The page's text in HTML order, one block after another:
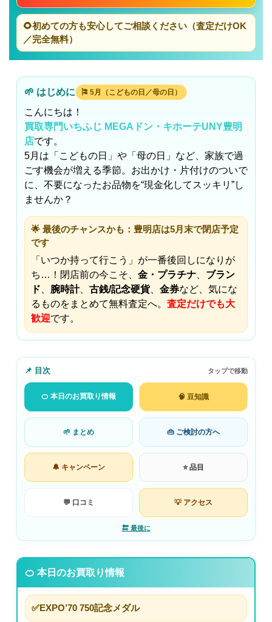
🌻初めての方も安心してご相談ください（査定だけOK
／完全無料）
🌱 はじめに 🎏 5月（こどもの日／母の日）
こんにちは！
買取専門いちふじ MEGAドン・キホーテUNY豊明
店です。
5月は「こどもの日」や「母の日」など、家族で過
ごす機会が増える季節。お出かけ・片付けのついで
に、不要になったお品物を“現金化してスッキリ”し
ませんか？
🌟 最後のチャンスかも：豊明店は5月末で閉店予定
です
「いつか持って行こう」が一番後回しになりが
ち…！閉店前の今こそ、 金・プラチナ
ブラン
ド
腕時計、 古銭/記念硬貨、 金券など、気にな
るものをまとめて無料査定へ。 査定だけでも大
歓迎です。
📌 目次 タップで移動
🍊 本日のお買取り情報 🧠 豆知識
🌱 まとめ 👜 ご検討の方へ
🔔 キャンペーン ⭐ 品目
💬 口コミ 💡 アクセス
🔚 最後に
🍊 本日のお買取り情報
✅EXPO’70 750記念メダル